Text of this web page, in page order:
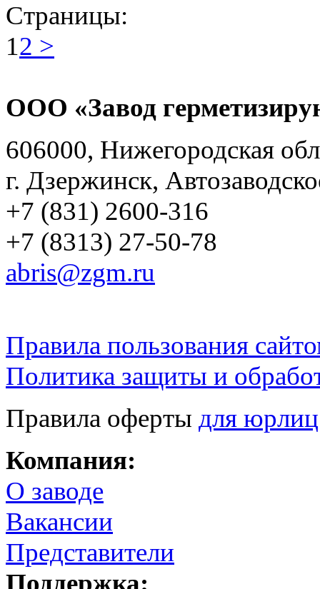
Страницы:
12 >
ООО «Завод
606000, Нижегородская
г. Дзержинск,
+7 (831) 2600-316
+7 (8313) 27-50-78
abris@zgm.ru
Правила пользования
Политика защиты и
Правила оферты для
Компания:
О заводе
Вакансии
Представители
Поддержка: